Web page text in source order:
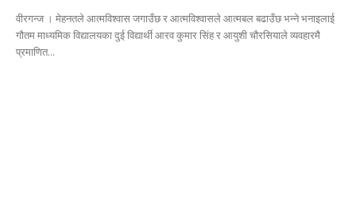
वीरगन्ज । मेहनतले आत्मविश्वास जगाउँछ र आत्मविश्वासले आत्मबल बढाउँछ भन्ने भनाइलाई
गौतम माध्यमिक विद्यालयका दुई विद्यार्थी आरव कुमार सिंह र आयुशी चौरसियाले व्यवहारमै
प्रमाणित...